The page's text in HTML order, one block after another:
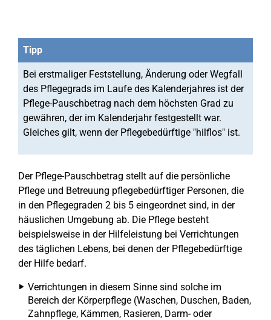
Tipp
Bei erstmaliger Feststellung, Änderung oder Wegfall
des Pflegegrads im Laufe des Kalenderjahres ist der
Pflege-Pauschbetrag nach dem höchsten Grad zu
gewähren, der im Kalenderjahr festgestellt war.
Gleiches gilt, wenn der Pflegebedürftige "hilflos" ist.
Der Pflege-Pauschbetrag stellt auf die persönliche
Pflege und Betreuung pflegebedürftiger Personen, die
in den Pflegegraden 2 bis 5 eingeordnet sind, in der
häuslichen Umgebung ab. Die Pflege besteht
beispielsweise in der Hilfeleistung bei Verrichtungen
des täglichen Lebens, bei denen der Pflegebedürftige
der Hilfe bedarf.
Verrichtungen in diesem Sinne sind solche im
Bereich der Körperpflege (Waschen, Duschen, Baden,
Zahnpflege, Kämmen, Rasieren, Darm- oder